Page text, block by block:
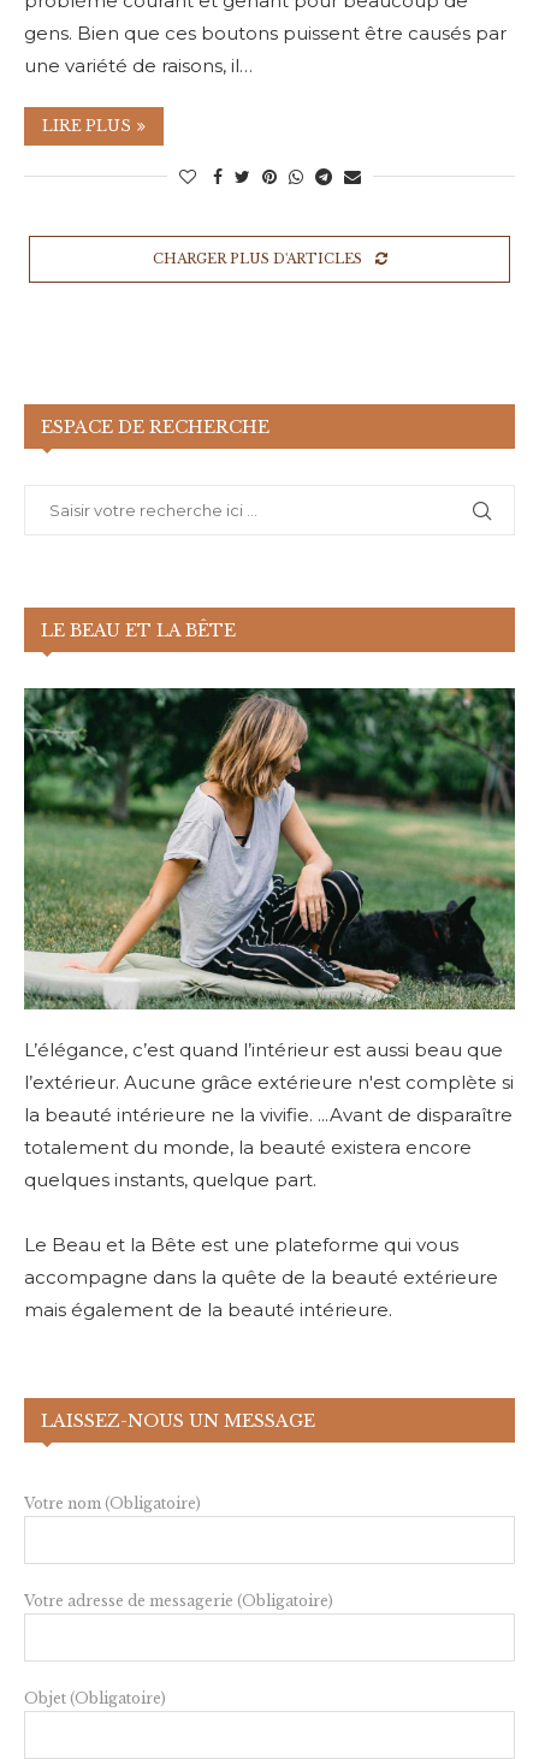
gens. Bien que ces boutons puissent être causés par
une variété de raisons, il…
LIRE PLUS
CHARGER PLUS D'ARTICLES
ESPACE DE RECHERCHE
LE BEAU ET LA BÊTE
L’élégance, c’est quand l’intérieur est aussi beau que
l’extérieur. Aucune grâce extérieure n'est complète si
la beauté intérieure ne la vivifie. ...Avant de disparaître
totalement du monde, la beauté existera encore
quelques instants, quelque part.
Le Beau et la Bête est une plateforme qui vous
accompagne dans la quête de la beauté extérieure
mais également de la beauté intérieure.
LAISSEZ-NOUS UN MESSAGE
Votre nom (Obligatoire)
Votre adresse de messagerie (Obligatoire)
Objet (Obligatoire)